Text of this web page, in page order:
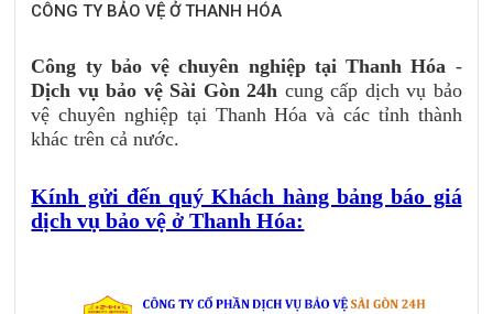
CÔNG TY BẢO VỆ Ở THANH HÓA
Công ty bảo vệ chuyên nghiệp tại Thanh Hóa -
Dịch vụ bảo vệ Sài Gòn 24h cung cấp dịch vụ bảo
vệ chuyên nghiệp tại Thanh Hóa và các tỉnh thành
khác trên cả nước.
Kính gửi đến quý Khách hàng bảng báo giá
dịch vụ bảo vệ ở Thanh Hóa: